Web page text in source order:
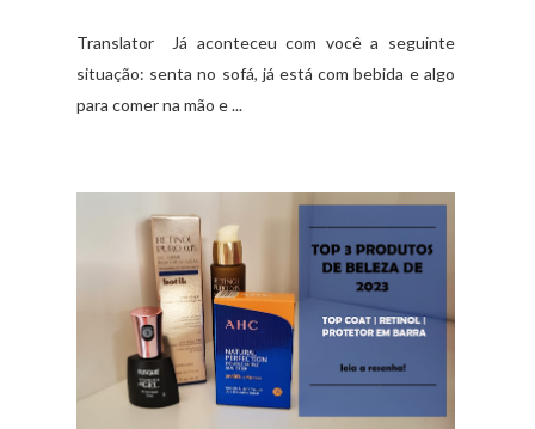
Translator Já aconteceu com você a seguinte
situação: senta no sofá, já está com bebida e algo
para comer na mão e ...